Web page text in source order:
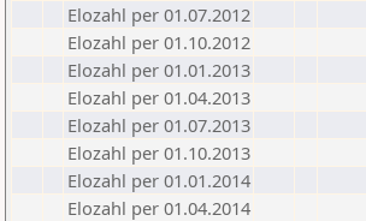
Elozahl per 01.07.2012
Elozahl per 01.10.2012
Elozahl per 01.01.2013
Elozahl per 01.04.2013
Elozahl per 01.07.2013
Elozahl per 01.10.2013
Elozahl per 01.01.2014
Elozahl per 01.04.2014